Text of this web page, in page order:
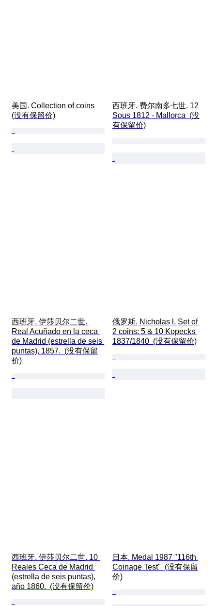
美国. Collection of coins
(没有保留价)
西班牙. 费尔南多七世. 12
Sous 1812 - Mallorca  (没
有保留价)
西班牙. 伊莎贝尔二世.
Real Acuñado en la ceca
de Madrid (estrella de seis
puntas), 1857.  (没有保留
价)
俄罗斯. Nicholas l. Set of
2 coins: 5 & 10 Kopecks
1837/1840  (没有保留价)
西班牙. 伊莎贝尔二世. 10
Reales Ceca de Madrid
(estrella de seis puntas),
año 1860.  (没有保留价)
日本. Medal 1987 "116th
Coinage Test"  (没有保留
价)